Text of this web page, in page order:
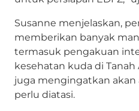
Susanne menjelaskan,
memberikan banyak
termasuk pengakuan
kesehatan kuda di Tanah
juga mengingatkan
perlu diatasi.